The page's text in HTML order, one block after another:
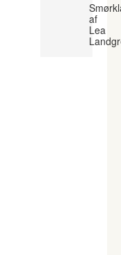
af
Lea